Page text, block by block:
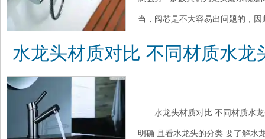
当，阀芯是不大容易出问题的，因
水龙头材质对比 不同材质水龙
水龙头材质对比 不同材质水
明确 且看水龙头的分类 要了解水